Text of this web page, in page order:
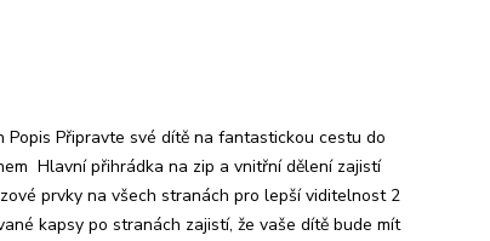
Popis Připravte své dítě na fantastickou cestu do
Hlavní přihrádka na zip a vnitřní dělení zajistí
prvky na všech stranách pro lepší viditelnost 2
kapsy po stranách zajistí, že vaše dítě bude mít